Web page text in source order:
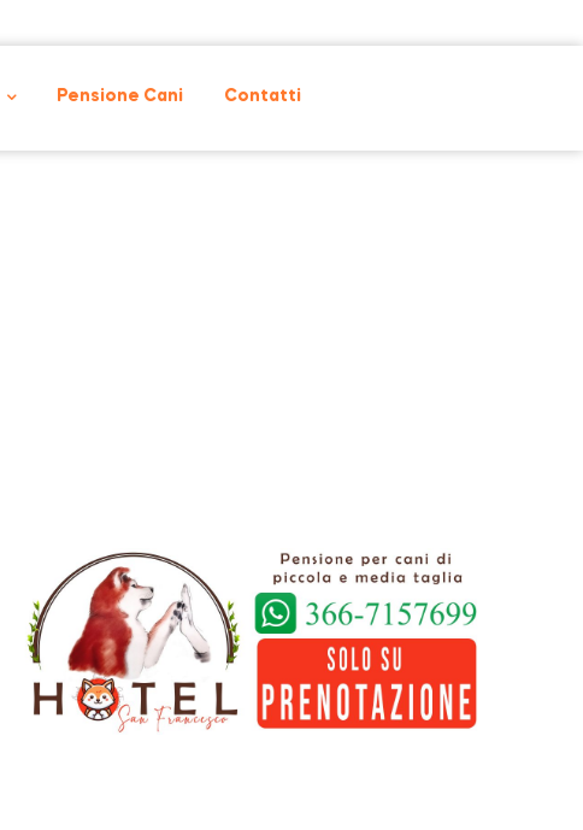
Pensione Cani Contatti